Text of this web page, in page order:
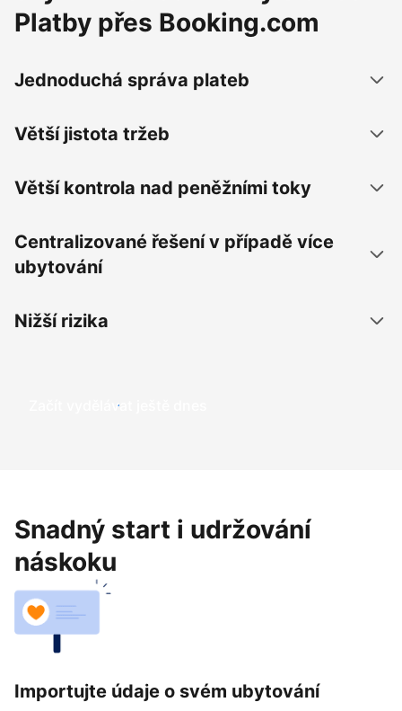
Platby přes Booking.com
Jednoduchá správa plateb
Větší jistota tržeb
Větší kontrola nad peněžními toky
Centralizované řešení v případě více
ubytování
Nižší rizika
Začít vydělávat ještě dnes
Snadný start i udržování
náskoku
Importujte údaje o svém ubytování